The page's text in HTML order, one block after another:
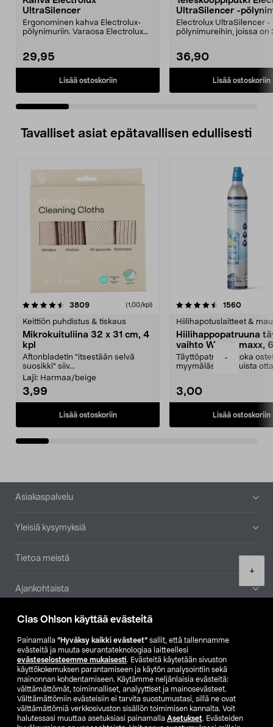
Clas Ohlson käyttää evästeitä
Painamalla ”Hyväksy kaikki evästeet” sallit, että tallennamme
evästeitä ja muuta seurantateknologiaa laitteellesi
evästeselosteemme mukaisesti. Evästeitä käytetään sivuston
käyttökokemuksen parantamiseen ja käytön analysointiin sekä
mainonnan kohdentamiseen. Käytämme neljänlaisia evästeitä:
välttämättömät, toiminnalliset, analyyttiset ja mainosevästeet.
Välttämättömiin evästeisiin ei tarvita suostumustasi, sillä ne ovat
välttämättömiä verkkosivuston sisällön toimimisen kannalta. Voit
halutessasi muuttaa asetuksiasi painamalla Asetukset. Evästeiden
-
+
UltraSilencer
Ergonominen kahva Electrolux-
pölynimuriin. Varaosa Electrolux
29,95
Lisää ostoskoriin
UltraSilencer -
Electrolux UltraSilencer -
pölynimureihin, joissa on
36,90
Lisää ostoskoriin
Tavalliset asiat epätavallisen edullisesti
3809arvostelut (1,00/kpl)
Keittiön puhdistus & tiskaus
Mikrokuituliina 32 x 31 cm, 4
kpl
Aftonbladetin "itsestään selvä
suosikki" siiv...
Laji: Harmaa/beige
3,99
Lisää ostoskoriin
4.5viidestä
1560
Hiilihapotuslaitteet &
Hiilihappopatruuna
vaihto Wassermaxx,
Täyttöpatruuna, joka
myymälästä – muista
3,00
Lisää ostoskoriin
4.5viidestä
Alatunniste
Asiakaspalvelu
Yleisiä kysymyksiä
Tietoa meistä
Ajankohtaista
Muut yrityksemme
Etsi myymälä
SE NO FI
FI SV